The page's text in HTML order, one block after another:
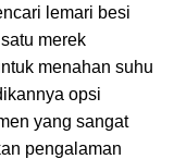
lemari besi
merek
menahan suhu
opsi
yang sangat
pengalaman